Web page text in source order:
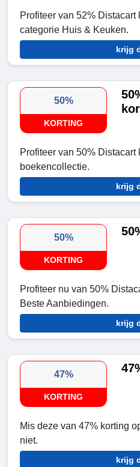
Profiteer van 52%
categorie Huis & Keuken.
krijg
50%
KORTING
Profiteer van 50% Distacart
boekencollectie.
krijg
50%
KORTING
Profiteer nu van 50%
Beste Aanbiedingen.
krijg
47%
KORTING
Mis deze van 47% korting
niet.
krijg